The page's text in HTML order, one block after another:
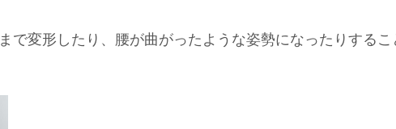
で変形したり、腰が曲がったような姿勢になったりするこ